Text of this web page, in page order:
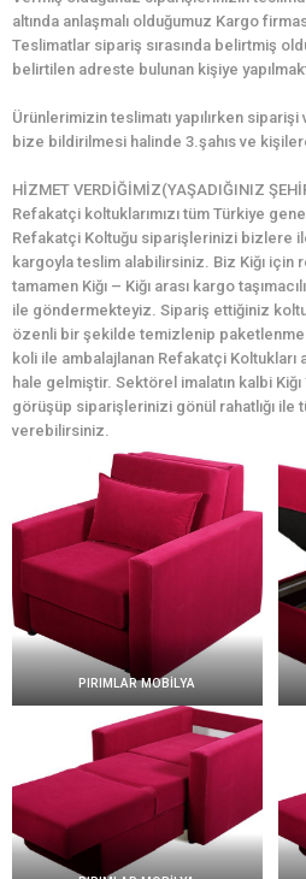
altında anlaşmalı olduğumuz Kargo
Teslimatlar sipariş sırasında belirtmiş
belirtilen adreste bulunan kişiye
Ürünlerimizin teslimatı yapılırken
bize bildirilmesi halinde 3.şahıs ve
HİZMET VERDİĞİMİZ(YAŞADIĞINIZ
Refakatçi koltuklarımızı tüm Türkiye
Refakatçi Koltuğu siparişlerinizi bizlere
kargoyla teslim alabilirsiniz. Biz Kiğı için
tamamen Kiğı – Kiğı arası kargo
ile göndermekteyiz. Sipariş ettiğiniz
özenli bir şekilde temizlenip
koli ile ambalajlanan Refakatçi Koltukları
hale gelmiştir. Sektörel imalatın kalbi
görüşüp siparişlerinizi gönül rahatlığı ile
verebilirsiniz.
PIRIMLAR MOBİLYA